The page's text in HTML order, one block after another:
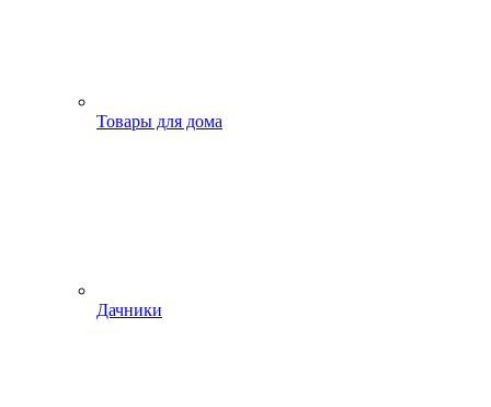
Товары для дома
Дачники